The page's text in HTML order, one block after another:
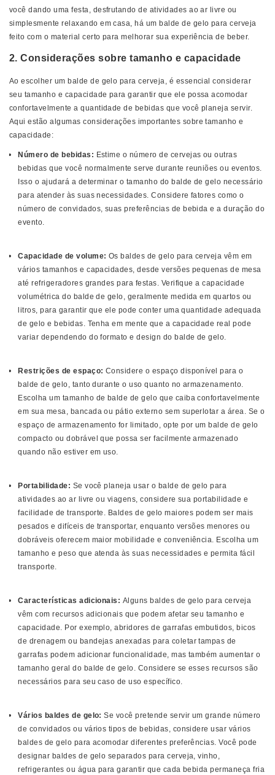
você dando uma festa, desfrutando de atividades ao ar livre ou
simplesmente relaxando em casa, há um balde de gelo para cerveja
feito com o material certo para melhorar sua experiência de beber.
2. Considerações sobre tamanho e capacidade
Ao escolher um balde de gelo para cerveja, é essencial considerar
seu tamanho e capacidade para garantir que ele possa acomodar
confortavelmente a quantidade de bebidas que você planeja servir.
Aqui estão algumas considerações importantes sobre tamanho e
capacidade:
Número de bebidas: Estime o número de cervejas ou outras
bebidas que você normalmente serve durante reuniões ou eventos.
Isso o ajudará a determinar o tamanho do balde de gelo necessário
para atender às suas necessidades. Considere fatores como o
número de convidados, suas preferências de bebida e a duração do
evento.
Capacidade de volume: Os baldes de gelo para cerveja vêm em
vários tamanhos e capacidades, desde versões pequenas de mesa
até refrigeradores grandes para festas. Verifique a capacidade
volumétrica do balde de gelo, geralmente medida em quartos ou
litros, para garantir que ele pode conter uma quantidade adequada
de gelo e bebidas. Tenha em mente que a capacidade real pode
variar dependendo do formato e design do balde de gelo.
Restrições de espaço: Considere o espaço disponível para o
balde de gelo, tanto durante o uso quanto no armazenamento.
Escolha um tamanho de balde de gelo que caiba confortavelmente
em sua mesa, bancada ou pátio externo sem superlotar a área. Se o
espaço de armazenamento for limitado, opte por um balde de gelo
compacto ou dobrável que possa ser facilmente armazenado
quando não estiver em uso.
Portabilidade: Se você planeja usar o balde de gelo para
atividades ao ar livre ou viagens, considere sua portabilidade e
facilidade de transporte. Baldes de gelo maiores podem ser mais
pesados ​​e difíceis de transportar, enquanto versões menores ou
dobráveis ​​oferecem maior mobilidade e conveniência. Escolha um
tamanho e peso que atenda às suas necessidades e permita fácil
transporte.
Características adicionais: Alguns baldes de gelo para cerveja
vêm com recursos adicionais que podem afetar seu tamanho e
capacidade. Por exemplo, abridores de garrafas embutidos, bicos
de drenagem ou bandejas anexadas para coletar tampas de
garrafas podem adicionar funcionalidade, mas também aumentar o
tamanho geral do balde de gelo. Considere se esses recursos são
necessários para seu caso de uso específico.
Vários baldes de gelo:Se você pretende servir um grande número
de convidados ou vários tipos de bebidas, considere usar vários
baldes de gelo para acomodar diferentes preferências. Você pode
designar baldes de gelo separados para cerveja, vinho,
refrigerantes ou água para garantir que cada bebida permaneça fria